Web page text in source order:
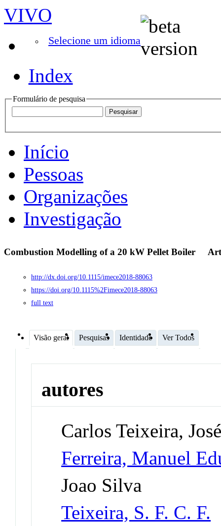
VIVO
Selecione um idioma
Index
Formulário de pesquisa
Início
Pessoas
Organizações
Investigação
Combustion Modelling of a 20 kW Pellet Boiler
http://dx.doi.org/10.1115/imece2018-88063
https://doi.org/10.1115%2Fimece2018-88063
full text
Visão geral Pesquisas Identidade Ver Todos
autores
Carlos Teixeira,
Ferreira, Manuel
Joao Silva
Teixeira, S. F. C. F.